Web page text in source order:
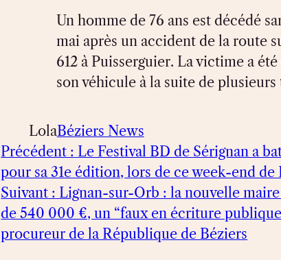
Un homme de 76 ans est décédé
mai après un accident de la route
612 à Puisserguier. La victime a
son véhicule à la suite de plusieurs
LolaBéziers News
Précédent : Le Festival BD de Sérignan a
pour sa 31e édition, lors de ce week-end de
Suivant : Lignan-sur-Orb : la nouvelle
de 540 000 €, un “faux en écriture
procureur de la République de Béziers